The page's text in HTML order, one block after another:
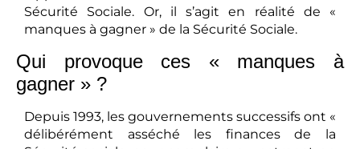
Sécurité Sociale. Or, il s’agit en réalité de «
manques à gagner » de la Sécurité Sociale.
Qui provoque ces « manques à
gagner » ?
Depuis 1993, les gouvernements successifs ont «
délibérément asséché les finances de la